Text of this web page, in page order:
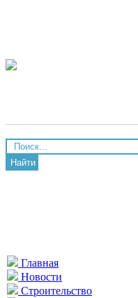
Найти
Главная
Новости
Строительство